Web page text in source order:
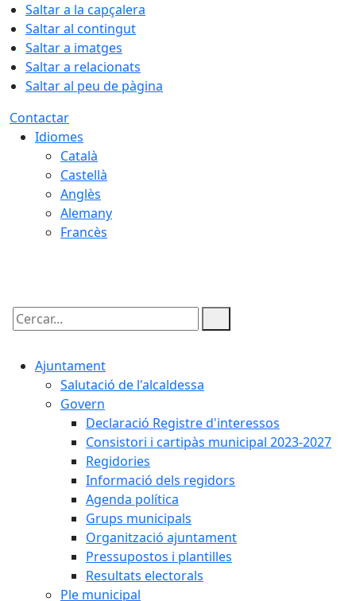
Saltar a la capçalera
Saltar al contingut
Saltar a imatges
Saltar a relacionats
Saltar al peu de pàgina
Contactar
Idiomes
Català
Castellà
Anglès
Alemany
Francès
Cercar:
Ajuntament
Salutació de l'alcaldessa
Govern
Declaració Registre d'interessos
Consistori i cartipàs municipal 2023-2027
Regidories
Informació dels regidors
Agenda política
Grups municipals
Organització ajuntament
Pressupostos i plantilles
Resultats electorals
Ple municipal